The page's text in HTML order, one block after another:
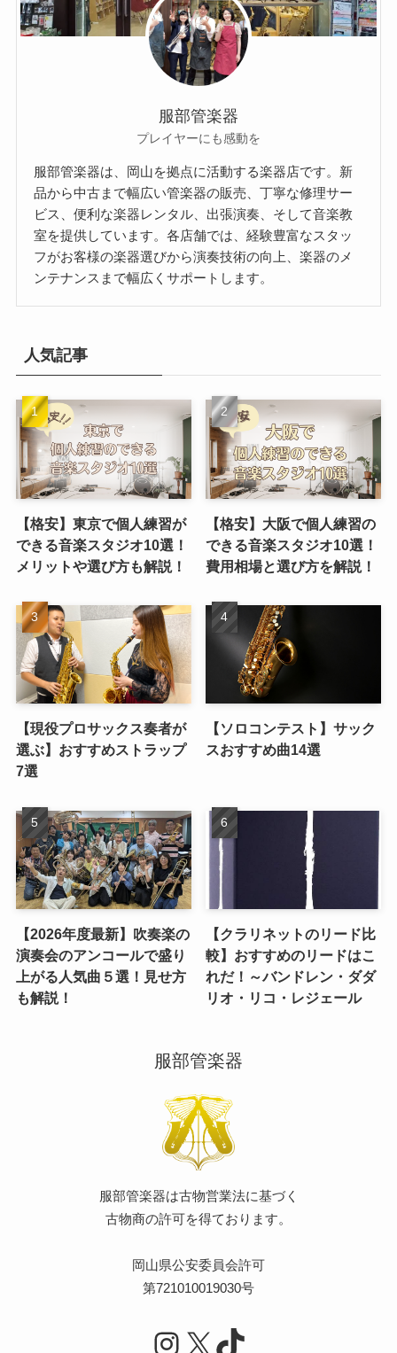
服部管楽器
プレイヤーにも感動を
服部管楽器は、岡山を拠点に活動する楽器店です。新
品から中古まで幅広い管楽器の販売、丁寧な修理サー
ビス、便利な楽器レンタル、出張演奏、そして音楽教
室を提供しています。各店舗では、経験豊富なスタッ
フがお客様の楽器選びから演奏技術の向上、楽器のメ
ンテナンスまで幅広くサポートします。
人気記事
【格安】東京で個人練習が
できる音楽スタジオ10選！
メリットや選び方も解説！
【格安】大阪で個人練習の
できる音楽スタジオ10選！
費用相場と選び方を解説！
【現役プロサックス奏者が
選ぶ】おすすめストラップ
7選
【ソロコンテスト】サック
スおすすめ曲14選
【2026年度最新】吹奏楽の
演奏会のアンコールで盛り
上がる人気曲５選！見せ方
も解説！
【クラリネットのリード比
較】おすすめのリードはこ
れだ！～バンドレン・ダダ
リオ・リコ・レジェール
服部管楽器
服部管楽器は古物営業法に基づく
古物商の許可を得ております。
岡山県公安委員会許可
第721010019030号
Instagram
X TikTok